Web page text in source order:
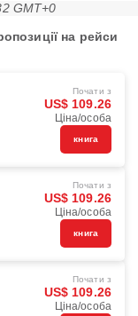
GMT+0
на рейси
Почати з
US$ 109.26
Ціна/особа
книга
Почати з
US$ 109.26
Ціна/особа
книга
Почати з
US$ 109.26
Ціна/особа